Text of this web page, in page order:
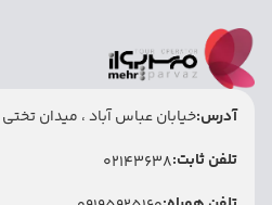
آدرس:خیابان عباس آباد ، میدان تختی
تلفن ثابت:02143638